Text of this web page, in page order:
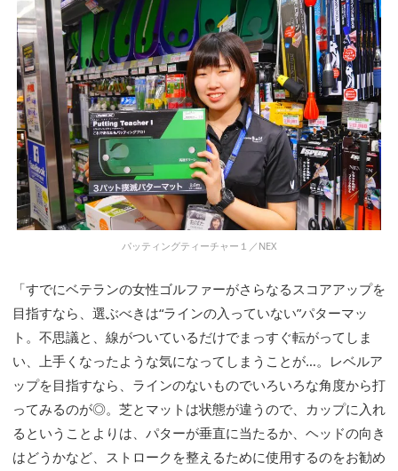
パッティングティーチャー１／NEX
「すでにベテランの女性ゴルファーがさらなるスコアアップを
目指すなら、選ぶべきは“ラインの入っていない”パターマッ
ト。不思議と、線がついているだけでまっすぐ転がってしま
い、上手くなったような気になってしまうことが…。レベルア
ップを目指すなら、ラインのないものでいろいろな角度から打
ってみるのが◎。芝とマットは状態が違うので、カップに入れ
るということよりは、パターが垂直に当たるか、ヘッドの向き
はどうかなど、ストロークを整えるために使用するのをお勧め